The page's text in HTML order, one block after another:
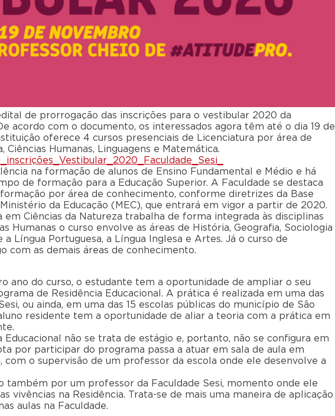
de prorrogação das inscrições para o vestibular 2020 da
acordo com o documento, os interessados agora têm até o dia 19 de
oferece 4 cursos presenciais de Licenciatura por área de
Humanas, Linguagens e Matemática.
na formação de alunos de Ensino Fundamental e Médio e há
de formação para a Educação Superior. A Faculdade se destaca
por área de conhecimento, conforme diretrizes da Base
da Educação (MEC), que entrará em vigor a partir de 2020.
em Ciências da Natureza trabalha de forma integrada às disciplinas
Humanas o curso envolve as áreas de História, Geografia, Sociologia
Língua Portuguesa, a Língua Inglesa e Artes. Já o curso de
com as demais áreas de conhecimento.
ano do curso, o estudante tem a oportunidade de ampliar o seu
de Residência Educacional. A prática é realizada em uma das
ou ainda, em uma das 15 escolas públicas do município de São
residente tem a oportunidade de aliar a teoria com a prática em
não se trata de estágio e, portanto, não se configura em
por participar do programa passa a atuar em sala de aula em
com o supervisão de um professor da escola onde ele desenvolve a
também por um professor da Faculdade Sesi, momento onde ele
vivências na Residência. Trata-se de mais uma maneira de aplicação
aulas na Faculdade.